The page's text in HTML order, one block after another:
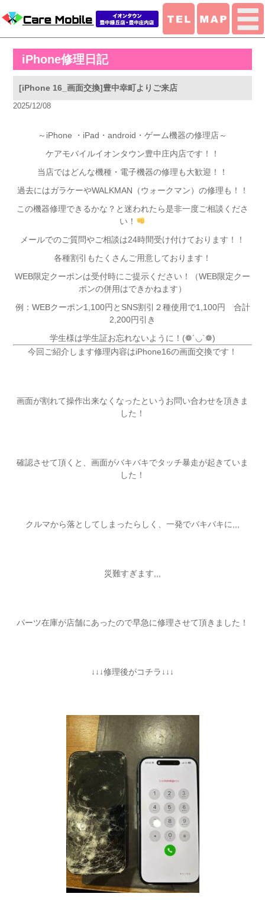
iPhone修理日記
[iPhone 16_画面交換]豊中幸町よりご来店
2025/12/08
～iPhone ・iPad・android・ゲーム機器の修理店～
ケアモバイルイオンタウン豊中庄内店です！！
当店ではどんな機種・電子機器の修理も大歓迎！！
過去にはガラケーやWALKMAN（ウォークマン）の修理も！！
この機器修理できるかな？と迷われたら是非一度ご相談くださ
い！
メールでのご質問やご相談は24時間受け付けております！！
各種割引もたくさんご用意しております！
WEB限定クーポンは受付時にご提示ください！（WEB限定クー
ポンの併用はできかねます）
例：WEBクーポン1,100円とSNS割引２種使用で1,100円 合計
2,200円引き
学生様は学生証お忘れないように！(❁´◡`❁)
今回ご紹介します修理内容はiPhone16の画面交換です！
画面が割れて操作出来なくなったというお問い合わせを頂きま
した！
確認させて頂くと、画面がバキバキでタッチ暴走が起きていま
した！
クルマから落としてしまったらしく、一発でバキバキに,,,
災難すぎます,,,
パーツ在庫が店舗にあったので早急に修理させて頂きました！
↓↓↓修理後がコチラ↓↓↓